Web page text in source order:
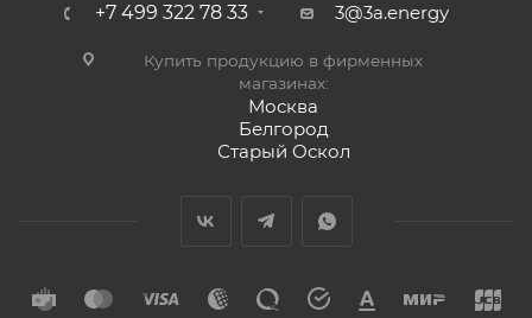
+7 499 322 78 33 3@3a.energy
Купить продукцию в фирменных
магазинах:
Москва
Белгород
Старый Оскол